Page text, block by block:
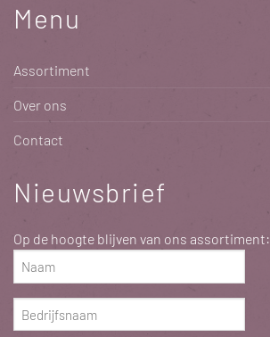
Menu
Assortiment
Over ons
Contact
Nieuwsbrief
Op de hoogte blijven van ons assortiment:
Naam
(Vereist)
Bedrijfsnaam
(Vereist)